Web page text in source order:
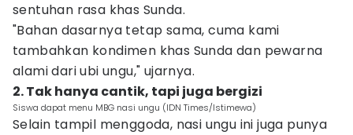
sentuhan rasa khas Sunda.
"Bahan dasarnya tetap sama, cuma kami
tambahkan kondimen khas Sunda dan pewarna
alami dari ubi ungu," ujarnya.
2. Tak hanya cantik, tapi juga bergizi
Siswa dapat menu MBG nasi ungu (IDN Times/Istimewa)
Selain tampil menggoda, nasi ungu ini juga punya